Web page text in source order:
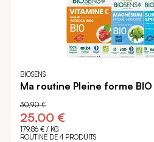
BIOSENS
Ma routine Pleine forme BIO
25,00 €
30,90 €
179,86 € / KG
ROUTINE DE 4 PRODUITS